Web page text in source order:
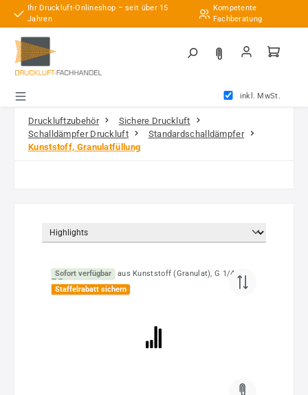
Zum Hauptinhalt springen
Ihr Druckluft-Onlineshop – seit über 15
Jahren
Kompetente
Fachberatung
inkl. MwSt.
Druckluftzubehör
Sichere Druckluft
Schalldämpfer Druckluft
Standardschalldämpfer
Kunststoff, Granulatfüllung
Sofort verfügbar
Staffelrabatt sichern